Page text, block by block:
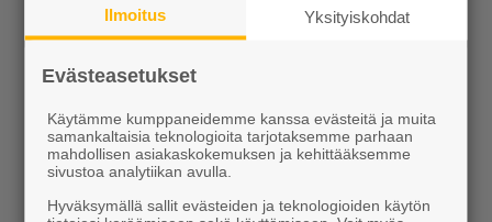
Ilmoitus Yksityiskohdat
Evästeasetukset
Käytämme kumppaneidemme kanssa evästeitä ja muita
samankaltaisia teknologioita tarjotaksemme parhaan
mahdollisen asiakaskokemuksen ja kehittääksemme
sivustoa analytiikan avulla.
Hyväksymällä sallit evästeiden ja teknologioiden käytön